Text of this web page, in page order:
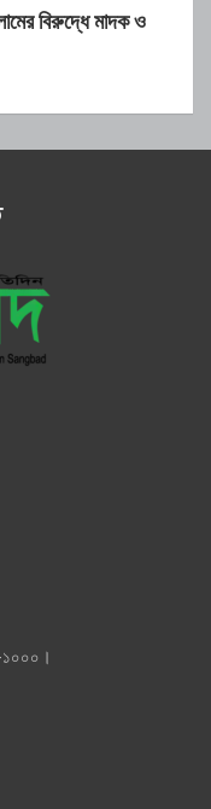
বিরুদ্ধে মাদক ও
১০০০।